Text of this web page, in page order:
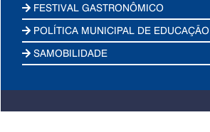
FESTIVAL GASTRONÔMICO
POLÍTICA MUNICIPAL DE
SAMOBILIDADE